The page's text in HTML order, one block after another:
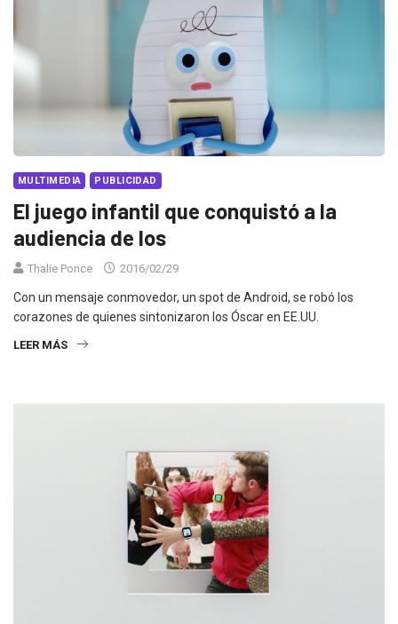
MULTIMEDIA PUBLICIDAD
El juego infantil que conquistó a la
audiencia de los
Thalie Ponce 2016/02/29
Con un mensaje conmovedor, un spot de Android, se robó los
corazones de quienes sintonizaron los Óscar en EE.UU.
LEER MÁS